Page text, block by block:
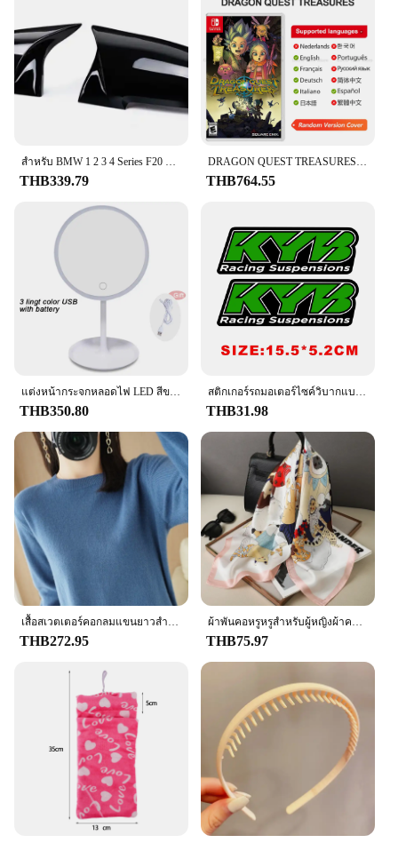
moisture, keeping your environment dry and mold-
free. Its sleek, hanging design ensures that it can be
easily installed in a variety of spaces, from closets
to basements, without taking up valuable floor or
shelf space. The lightweight and portable nature of
the bag makes it an ideal solution for those who are
constantly on the move or need to adapt to changing
**Versatile and Convenient**
healthy indoor environment or a vendor seeking
reliable humidity control solutions for your
customers, the DampRid Hanging Bag is a versatile
choice. Its design is not only aesthetically pleasing
but also functional, making it a valuable addition to
any home or business. The bag's lightweight nature
and portability make it an excellent choice for those
who need to manage humidity in multiple locations,
from storage units to offices. The included hanging
hook simplifies installation, ensuring that you can
get started on your humidity control journey right
away.
**Reliable and Long-Lasting**
DampRid is renowned for its commitment to quality
and performance, and the Hanging Bag is no
exception. This product is not only effective at
reducing dampness but also designed to last. The
durable polymer material ensures that the bag
maintains its effectiveness over time, making it a
reliable and cost-effective solution for maintaining
a dry and healthy environment. Its lightweight and
portable nature also make it an eco-friendly choice,
reducing the need for frequent replacements and
contributing to a greener planet. With the DampRid
Hanging Bag, you can trust that your humidity
control needs are in good hands.
สําหรับ BMW 1 2 3 4 Series F20 F30 F31 F32 F36 2012 - UP 320i 328i 330d 335i M3 M4 ดูเปลี่ยนสไตล์คาร์บอนไฟเบอร์ฝาครอบกระจก
THB339.79
DRAGON QUEST TREASURES ข้อเสนอเกม Nintendo Switch 100% Original การ์ดเกมทางกายภาพ RPG Action ประเภทสําหรับสวิทช์ OLED Lite
THB764.55
แต่งหน้ากระจกหลอดไฟ LED สีขาว Daylight กระจกเงาโต๊ะเครื่องแป้งที่ถอดออกได้/ฐานจัดเก็บข้อมูล3โหมดกระจก Light ของขวัญ USB สาย
THB350.80
สติกเกอร์รถมอเตอร์ไซค์วิบากแบบสะท้อนแสงสติกเกอร์ติดรถ KYB WP Suspension สำหรับ Yamaha Honda Suzuki KTM KAWASAKI Benelli
THB31.98
เสื้อสเวตเตอร์คอกลมแขนยาวสำหรับผู้หญิง, เสื้อสเวตเตอร์คอกลมเสื้อสเวตเตอร์ตัวยาวสีพื้นเสื้อสเวตเตอร์ตัวยาวให้ความอบอุ่นสำหรับฤดูใบไม้ร่วงฤดูหนาว
THB272.95
ผ้าพันคอหรูหรูสำหรับผู้หญิงผ้าคลุมไหล่ผ้าไหมผ้าซาตินพิมพ์ลายผ้าพันคอฮิญาบผ้าพันคอหญิงผ้าพันคอสี่เหลี่ยม70*70ซม. ผ้าพันคอสำหรับผู้หญิง2024
THB75.97